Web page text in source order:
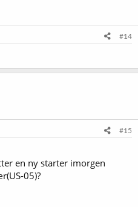
#14
#15
en ny starter imorgen
05)?